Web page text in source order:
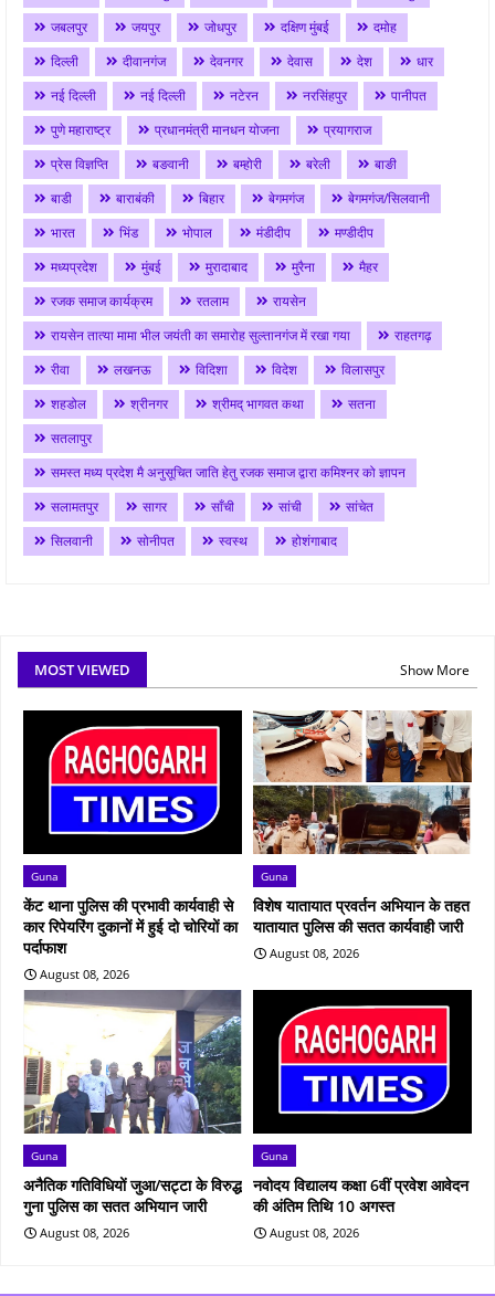
जबलपुर
जयपुर जोधपुर दक्षिण मुंबई
दमोह
दिल्ली
दीवानगंज देवनगर देवास देश
धार
नई दिल्ली
नई दिल्ली नटेरन नरसिंहपुर
पानीपत
पुणे महाराष्ट्र
प्रधानमंत्री मानधन योजना
प्रयागराज
प्रेस विज्ञप्ति
बङवानी बम्होरी बरेली
बाङी
बाडी
बाराबंकी बिहार बेगमगंज
बेगमगंज/सिलवानी
भारत
भिंड भोपाल मंडीदीप
मण्डीदीप
मध्यप्रदेश
मुंबई मुरादाबाद मुरैना
मैहर
रजक समाज कार्यक्रम
रतलाम
रायसेन
रायसेन तात्या मामा भील जयंती का समारोह सुल्तानगंज में रखा गया
राहतगढ़
रीवा
लखनऊ विदिशा विदेश
विलासपुर
शहडोल
श्रीनगर श्रीमद् भागवत कथा
सतना
सतलापुर
समस्त मध्य प्रदेश मै अनुसूचित जाति हेतु रजक समाज द्वारा कमिश्नर को ज्ञापन
सलामतपुर
सागर साँची सांची
सांचेत
सिलवानी
सोनीपत स्वस्थ होशंगाबाद
MOST VIEWED Show More
Guna
केंट थाना पुलिस की प्रभावी कार्यवाही से
कार रिपेयरिंग दुकानों में हुई दो चोरियों का
पर्दाफाश
August 08, 2026
Guna
विशेष यातायात प्रवर्तन अभियान के तहत
यातायात पुलिस की सतत कार्यवाही जारी
August 08, 2026
Guna
अनैतिक गतिविधियों जुआ/सट्टा के विरुद्ध
गुना पुलिस का सतत अभियान जारी
August 08, 2026
Guna
नवोदय विद्यालय कक्षा 6वीं प्रवेश आवेदन
की अंतिम तिथि 10 अगस्त
August 08, 2026